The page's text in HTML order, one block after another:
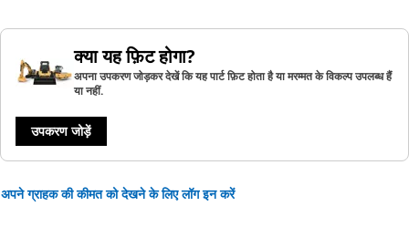
क्या यह फ़िट होगा?
अपना उपकरण जोड़कर देखें कि यह पार्ट फ़िट होता है या मरम्मत के विकल्प उपलब्ध हैं
या नहीं.
उपकरण जोड़ें
अपने ग्राहक की कीमत को देखने के लिए लॉग इन करें